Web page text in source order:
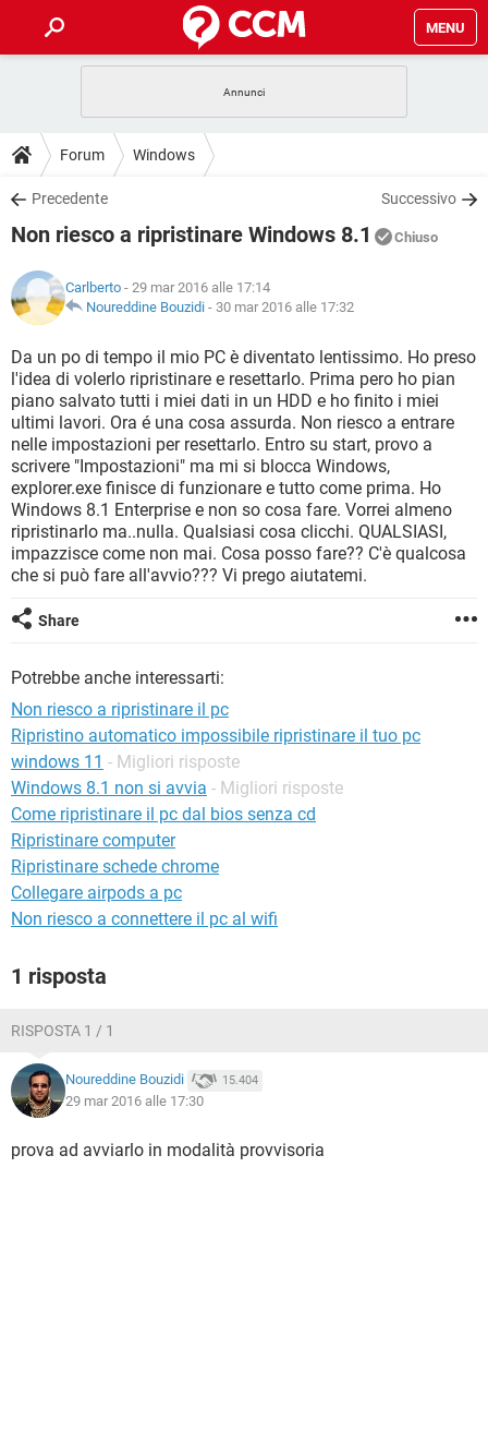
MENU
INTRATTENIMENTO
iOS
INSTAGRAM WHATSAPP
TIKTOK
HARDWARE
GUIDE
COVID-19
INSTAGRAM WHATSAPP
TIKTOK
HARDWARE
DOWNLOAD
COVID-19 GAMING
INTRATTENIMENTO
iOS WINDOWS 10
INSTAGRAM WHATSAPP
TIKTOK FACEBOOK
HARDWARE
COVID-19 GAMING
INTRATTENIMENTO
iOS WINDOWS 10
INSTAGRAM WHATSAPP
TIKTOK FACEBOOK
HARDWARE
GLOSSARIO
INTRATTENIMENTO ANDROID
iOS WINDOWS 10
INSTAGRAM WHATSAPP
TIKTOK FACEBOOK
HARDWARE
Forum Windows
Precedente Successivo
Non riesco a ripristinare Windows 8.1 Chiuso
Carlberto - 29 mar 2016 alle 17:14
Noureddine Bouzidi - 30 mar 2016 alle 17:32
Da un po di tempo il mio PC è diventato lentissimo. Ho preso
l'idea di volerlo ripristinare e resettarlo. Prima pero ho pian
piano salvato tutti i miei dati in un HDD e ho finito i miei
ultimi lavori. Ora é una cosa assurda. Non riesco a entrare
nelle impostazioni per resettarlo. Entro su start, provo a
scrivere "Impostazioni" ma mi si blocca Windows,
explorer.exe finisce di funzionare e tutto come prima. Ho
Windows 8.1 Enterprise e non so cosa fare. Vorrei almeno
ripristinarlo ma..nulla. Qualsiasi cosa clicchi. QUALSIASI,
impazzisce come non mai. Cosa posso fare?? C'è qualcosa
che si può fare all'avvio??? Vi prego aiutatemi.
Share
Potrebbe anche interessarti:
Non riesco a ripristinare il pc
Ripristino automatico impossibile ripristinare il tuo pc
windows 11 - Migliori risposte
Windows 8.1 non si avvia - Migliori risposte
Come ripristinare il pc dal bios senza cd
Ripristinare computer
Ripristinare schede chrome
Collegare airpods a pc
Non riesco a connettere il pc al wifi
1 risposta
RISPOSTA 1 / 1
Noureddine Bouzidi 15.404
29 mar 2016 alle 17:30
prova ad avviarlo in modalità provvisoria